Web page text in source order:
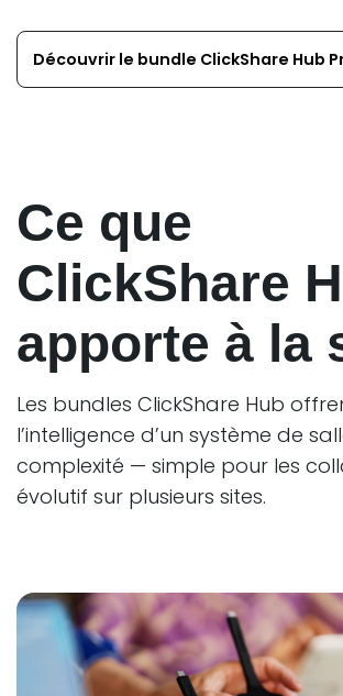
Découvrir le bundle ClickShare Hub
Ce que
ClickShare
apporte à la
Les bundles ClickShare Hub
l’intelligence d’un système de
complexité — simple pour les
évolutif sur plusieurs sites.